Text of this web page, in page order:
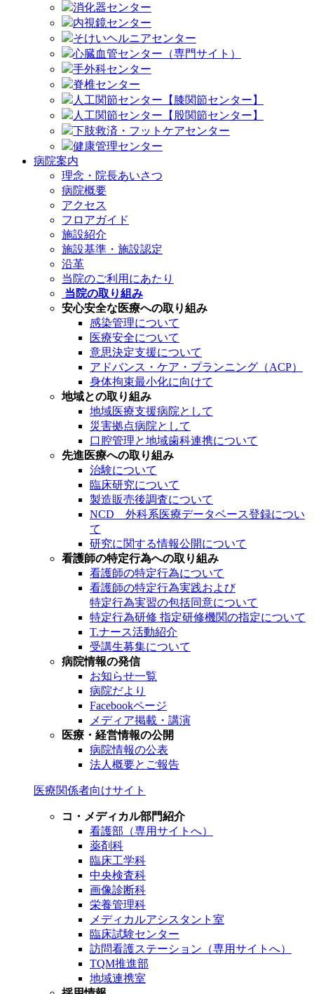
消化器センター
内視鏡センター
そけいヘルニアセンター
心臓血管センター（専門サイト）
手外科センター
脊椎センター
人工関節センター【膝関節センター】
人工関節センター【股関節センター】
下肢救済・フットケアセンター
健康管理センター
病院案内
理念・院長あいさつ
病院概要
アクセス
フロアガイド
施設紹介
施設基準・施設認定
沿革
当院のご利用にあたり
当院の取り組み
安心安全な医療への取り組み
感染管理について
医療安全について
意思決定支援について
アドバンス・ケア・プランニング（ACP）
身体拘束最小化に向けて
地域との取り組み
地域医療支援病院として
災害拠点病院として
口腔管理と地域歯科連携について
先進医療への取り組み
治験について
臨床研究について
製造販売後調査について
NCD 外科系医療データベース登録につい
て
研究に関する情報公開について
看護師の特定行為への取り組み
看護師の特定行為について
看護師の特定行為実践および
特定行為実習の包括同意について
特定行為研修 指定研修機関の指定について
T.ナース活動紹介
受講生募集について
病院情報の発信
お知らせ一覧
病院だより
Facebookページ
メディア掲載・講演
医療・経営情報の公開
病院情報の公表
法人概要とご報告
医療関係者向けサイト
コ・メディカル部門紹介
看護部（専用サイトへ）
薬剤科
臨床工学科
中央検査科
画像診断科
栄養管理科
メディカルアシスタント室
臨床試験センター
訪問看護ステーション（専用サイトへ）
TQM推進部
地域連携室